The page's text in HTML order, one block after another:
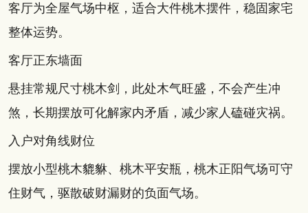
客厅为全屋气场中枢，适合大件桃木摆件，稳固家宅
整体运势。
客厅正东墙面
悬挂常规尺寸桃木剑，此处木气旺盛，不会产生冲
煞，长期摆放可化解家内矛盾，减少家人磕碰灾祸。
入户对角线财位
摆放小型桃木貔貅、桃木平安瓶，桃木正阳气场可守
住财气，驱散破财漏财的负面气场。